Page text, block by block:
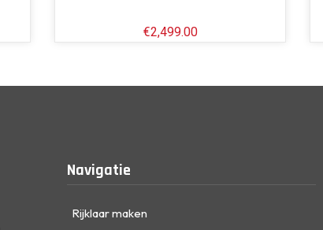
€2,499.00
Navigatie
Rijklaar maken